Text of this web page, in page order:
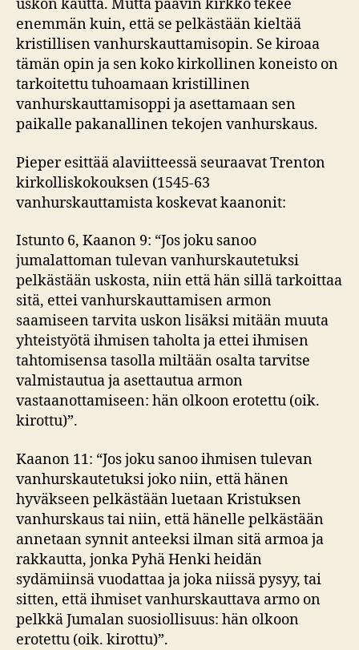
uskon kautta. Mutta paavin kirkko tekee
enemmän kuin, että se pelkästään kieltää
kristillisen vanhurskauttamisopin. Se kiroaa
tämän opin ja sen koko kirkollinen koneisto on
tarkoitettu tuhoamaan kristillinen
vanhurskauttamisoppi ja asettamaan sen
paikalle pakanallinen tekojen vanhurskaus.
Pieper esittää alaviitteessä seuraavat Trenton
kirkolliskokouksen (1545-63
vanhurskauttamista koskevat kaanonit:
Istunto 6, Kaanon 9: “Jos joku sanoo
jumalattoman tulevan vanhurskautetuksi
pelkästään uskosta, niin että hän sillä tarkoittaa
sitä, ettei vanhurskauttamisen armon
saamiseen tarvita uskon lisäksi mitään muuta
yhteistyötä ihmisen taholta ja ettei ihmisen
tahtomisensa tasolla miltään osalta tarvitse
valmistautua ja asettautua armon
vastaanottamiseen: hän olkoon erotettu (oik.
kirottu)”.
Kaanon 11: “Jos joku sanoo ihmisen tulevan
vanhurskautetuksi joko niin, että hänen
hyväkseen pelkästään luetaan Kristuksen
vanhurskaus tai niin, että hänelle pelkästään
annetaan synnit anteeksi ilman sitä armoa ja
rakkautta, jonka Pyhä Henki heidän
sydämiinsä vuodattaa ja joka niissä pysyy, tai
sitten, että ihmiset vanhurskauttava armo on
pelkkä Jumalan suosiollisuus: hän olkoon
erotettu (oik. kirottu)”.